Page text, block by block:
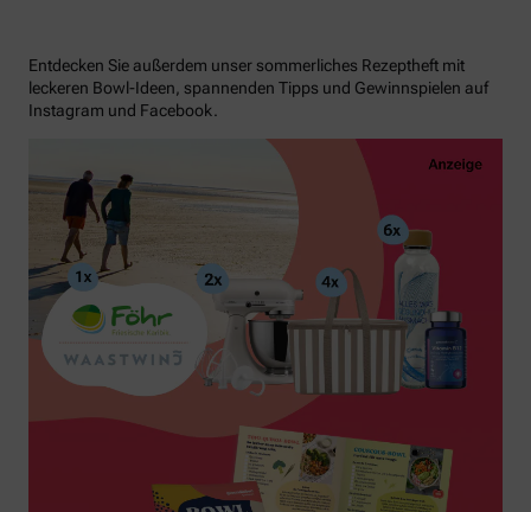
Entdecken Sie außerdem unser sommerliches Rezeptheft mit
leckeren Bowl-Ideen, spannenden Tipps und Gewinnspielen auf
Instagram und Facebook.